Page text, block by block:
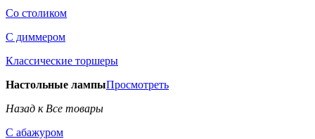
Со столиком
С диммером
Классические торшеры
Настольные лампыПросмотреть
Назад к Все товары
С абажуром